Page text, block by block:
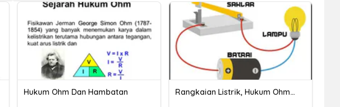
Hukum Ohm Dan Hambatan Rangkaian Listrik, Hukum Ohm, Dan Hukum Kirchoff